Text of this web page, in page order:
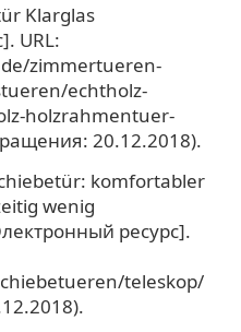
Klarglas
URL:
zimmertueren-
echtholz-
holzrahmentuer-
20.12.2018).
komfortabler
wenig
ресурс].
teleskop/